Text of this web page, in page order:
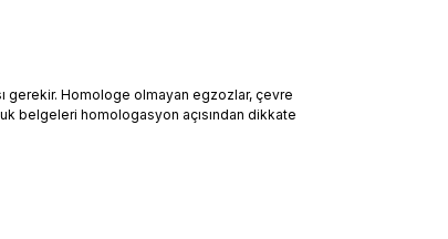
gerekir. Homologe olmayan egzozlar, çevre
belgeleri homologasyon açısından dikkate